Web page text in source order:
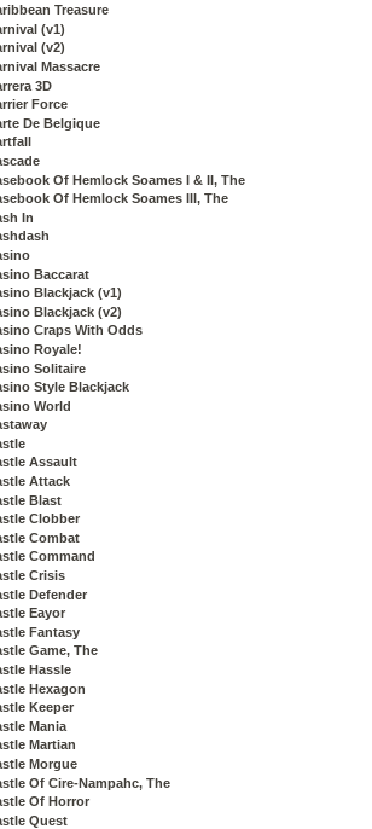
Treasure
(v1)
(v2)
Massacre
3D
Force
De Belgique
Of Hemlock Soames I & II, The
Of Hemlock Soames III, The
In
Baccarat
Blackjack (v1)
Blackjack (v2)
Craps With Odds
Royale!
Solitaire
Style Blackjack
World
Assault
Attack
Blast
Clobber
Combat
Command
Crisis
Defender
Eayor
Fantasy
Game, The
Hassle
Hexagon
Keeper
Mania
Martian
Morgue
Of Cire-Nampahc, The
Of Horror
Quest